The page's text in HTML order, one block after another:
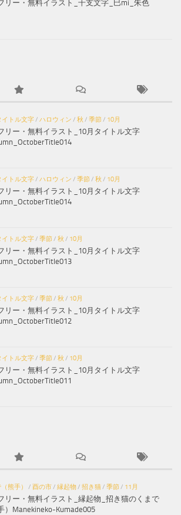
リー・無料イラスト_干支文字_巳mi_朱色
イトル文字/ ハロウィン / 秋 / 季節/ 10月
リー・無料イラスト_10月タイトル文字
イトル文字/ ハロウィン / 季節/ 秋 / 10月
リー・無料イラスト_10月タイトル文字
イトル文字/ 季節/ 秋 / 10月
リー・無料イラスト_10月タイトル文字
イトル文字/ 季節/ 秋 / 10月
リー・無料イラスト_10月タイトル文字
イトル文字/ 季節/ 秋 / 10月
リー・無料イラスト_10月タイトル文字
熊手） / 酉の市/ 縁起物/ 招き猫/ 季節/ 11月
リー・無料イラスト_縁起物_招き猫のくまで
）Manekineko-Kumade005